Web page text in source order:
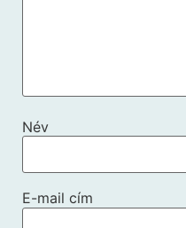
Név
E-mail cím